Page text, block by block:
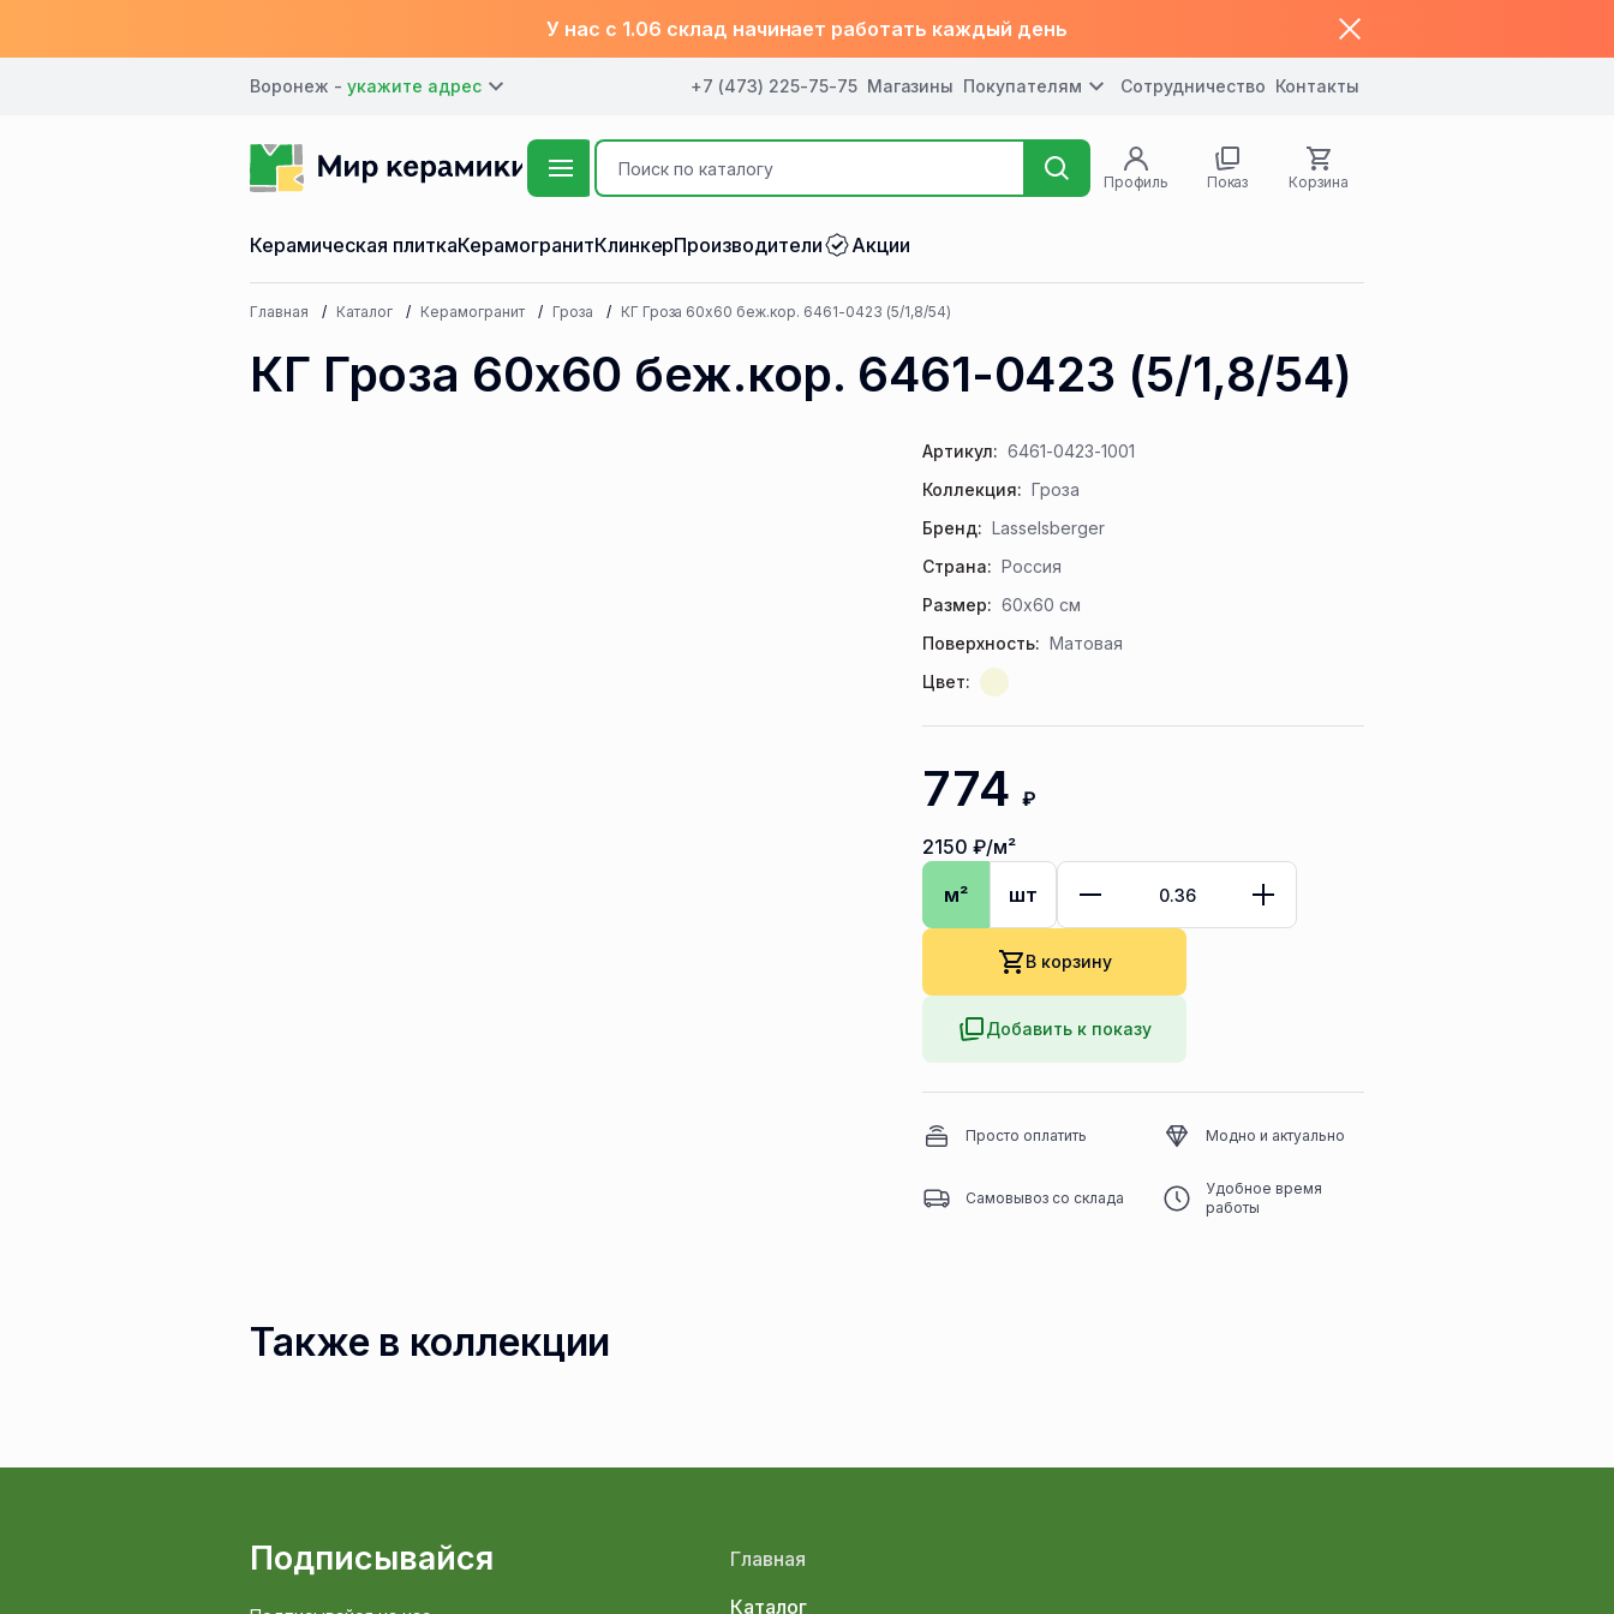
У нас с 1.06 склад начинает работать каждый день
Воронеж - +7 (473) 225-75-75 Магазины Покупателям Сотрудничество Контакты
Профиль Показ Корзина
Керамическая плиткаКерамогранитКлинкерПроизводители Акции
Главная Каталог Керамогранит Гроза КГ Гроза 60х60 беж.кор. 6461-0423 (5/1,8/54)
КГ Гроза 60х60 беж.кор. 6461-0423 (5/1,8/54)
Артикул: 6461-0423-1001
Коллекция: Гроза
Бренд: Lasselsberger
Страна: Россия
Размер: 60x60 см
Поверхность: Матовая
Цвет:
774 ₽
2150 ₽/м²
м²
шт
В корзину
Добавить к показу
Просто оплатить Модно и актуально
Самовывоз со склада
Удобное время
работы
Также в коллекции
Подписывайся
Главная
Каталог